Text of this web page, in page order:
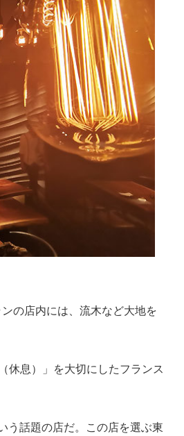
の店内には、流木など大地を
休息）」を大切にしたフランス
う話題の店だ。この店を選ぶ東